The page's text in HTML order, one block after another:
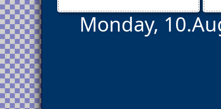
Monday,